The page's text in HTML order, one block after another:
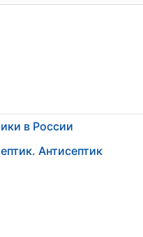
в России
Антисептик